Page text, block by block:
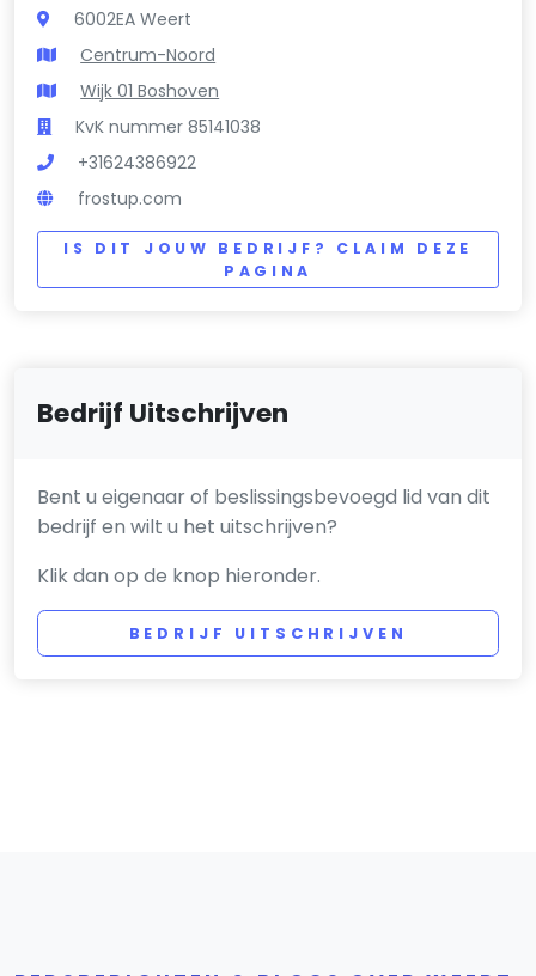
6002EA Weert
Centrum-Noord
Wijk 01 Boshoven
KvK nummer 85141038
+31624386922
frostup.com
IS DIT JOUW BEDRIJF? CLAIM DEZE
PAGINA
Bedrijf Uitschrijven
Bent u eigenaar of beslissingsbevoegd lid van dit
bedrijf en wilt u het uitschrijven?
Klik dan op de knop hieronder.
BEDRIJF UITSCHRIJVEN